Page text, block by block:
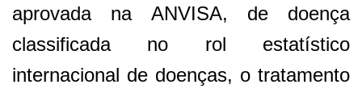
aprovada na ANVISA, de doença
classificada no rol estatístico
internacional de doenças, o tratamento